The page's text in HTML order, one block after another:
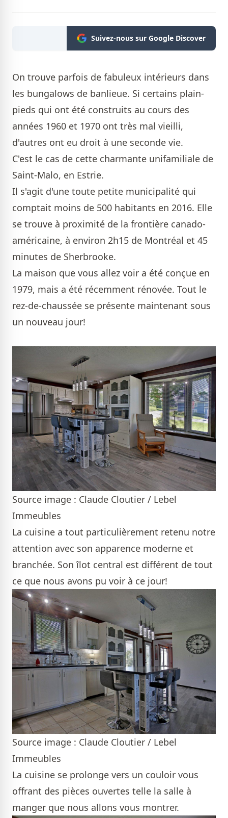
Suivez-nous sur Google Discover
On trouve parfois de fabuleux intérieurs dans
les bungalows de banlieue. Si certains plain-
pieds qui ont été construits au cours des
années 1960 et 1970 ont très mal vieilli,
d'autres ont eu droit à une seconde vie.
C'est le cas de cette charmante unifamiliale de
Saint-Malo, en Estrie.
Il s'agit d'une toute petite municipalité qui
comptait moins de 500 habitants en 2016. Elle
se trouve à proximité de la frontière canado-
américaine, à environ 2h15 de Montréal et 45
minutes de Sherbrooke.
La maison que vous allez voir a été conçue en
1979, mais a été récemment rénovée. Tout le
rez-de-chaussée se présente maintenant sous
un nouveau jour!
Source image : Claude Cloutier / Lebel
Immeubles
La cuisine a tout particulièrement retenu notre
attention avec son apparence moderne et
branchée. Son îlot central est différent de tout
ce que nous avons pu voir à ce jour!
Source image : Claude Cloutier / Lebel
Immeubles
La cuisine se prolonge vers un couloir vous
offrant des pièces ouvertes telle la salle à
manger que nous allons vous montrer.